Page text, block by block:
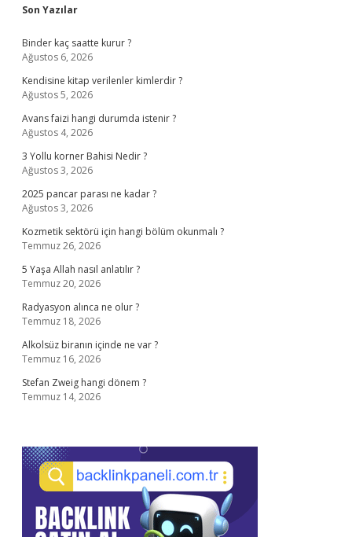
Sidebar
Son Yazılar
Binder kaç saatte kurur ?
Ağustos 6, 2026
Kendisine kitap verilenler kimlerdir ?
Ağustos 5, 2026
Avans faizi hangi durumda istenir ?
Ağustos 4, 2026
3 Yollu korner Bahisi Nedir ?
Ağustos 3, 2026
2025 pancar parası ne kadar ?
Ağustos 3, 2026
Kozmetik sektörü için hangi bölüm okunmalı ?
Temmuz 26, 2026
5 Yaşa Allah nasıl anlatılır ?
Temmuz 20, 2026
Radyasyon alınca ne olur ?
Temmuz 18, 2026
Alkolsüz biranın içinde ne var ?
Temmuz 16, 2026
Stefan Zweig hangi dönem ?
Temmuz 14, 2026